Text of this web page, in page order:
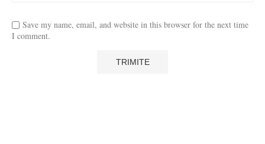
Save my name, email, and website in this browser for the next time
I comment.